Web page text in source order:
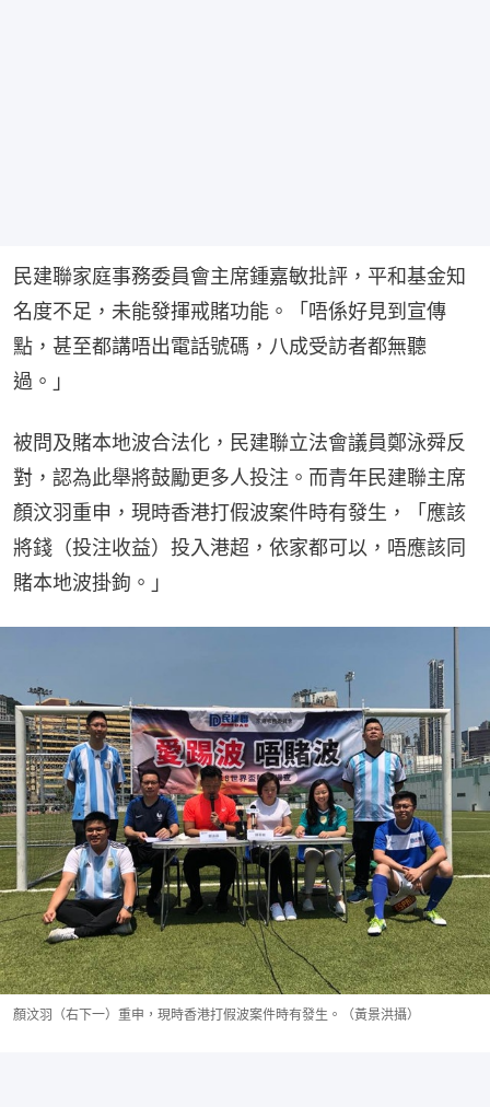
民建聯家庭事務委員會主席鍾嘉敏批評，平和基金知
名度不足，未能發揮戒賭功能。「唔係好見到宣傳
點，甚至都講唔出電話號碼，八成受訪者都無聽
過。」
被問及賭本地波合法化，民建聯立法會議員鄭泳舜反
對，認為此舉將鼓勵更多人投注。而青年民建聯主席
顏汶羽重申，現時香港打假波案件時有發生，「應該
將錢（投注收益）投入港超，依家都可以，唔應該同
賭本地波掛鉤。」
顏汶羽（右下一）重申，現時香港打假波案件時有發生。（黃景洪攝）